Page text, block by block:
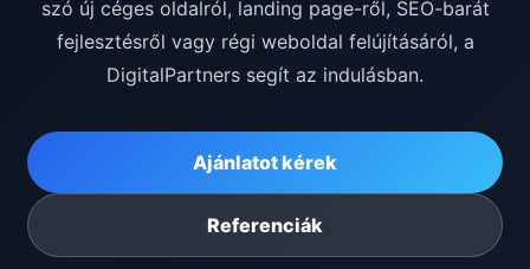
szó új céges oldalról, landing page-ről, SEO-barát
fejlesztésről vagy régi weboldal felújításáról, a
DigitalPartners segít az indulásban.
Ajánlatot kérek
Referenciák